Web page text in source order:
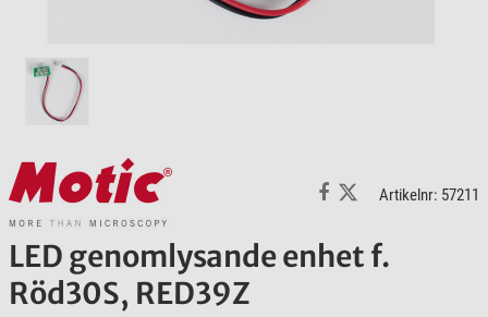
Artikelnr: 57211
LED genomlysande enhet f.
Röd30S, RED39Z